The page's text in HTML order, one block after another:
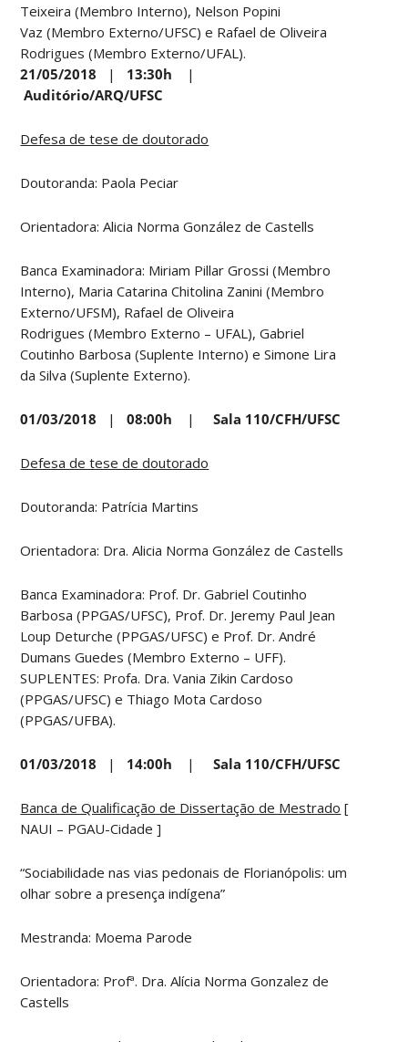
Teixeira (Membro Interno), Nelson Popini
Vaz (Membro Externo/UFSC) e Rafael de Oliveira
Rodrigues (Membro Externo/UFAL).
21/05/2018 | 13:30h |
Auditório/ARQ/UFSC
Defesa de tese de doutorado
Doutoranda: Paola Peciar
Orientadora: Alicia Norma González de Castells
Banca Examinadora: Miriam Pillar Grossi (Membro
Interno), Maria Catarina Chitolina Zanini (Membro
Externo/UFSM), Rafael de Oliveira
Rodrigues (Membro Externo – UFAL), Gabriel
Coutinho Barbosa (Suplente Interno) e Simone Lira
da Silva (Suplente Externo).
01/03/2018 | 08:00h |Sala 110/CFH/UFSC
Defesa de tese de doutorado
Doutoranda: Patrícia Martins
Orientadora: Dra. Alicia Norma González de Castells
Banca Examinadora: Prof. Dr. Gabriel Coutinho
Barbosa (PPGAS/UFSC), Prof. Dr. Jeremy Paul Jean
Loup Deturche (PPGAS/UFSC) e Prof. Dr. André
Dumans Guedes (Membro Externo – UFF).
SUPLENTES: Profa. Dra. Vania Zikin Cardoso
(PPGAS/UFSC) e Thiago Mota Cardoso
(PPGAS/UFBA).
01/03/2018 | 14:00h |Sala 110/CFH/UFSC
Banca de Qualificação de Dissertação de Mestrado [
NAUI – PGAU-Cidade ]
“Sociabilidade nas vias pedonais de Florianópolis: um
olhar sobre a presença indígena”
Mestranda: Moema Parode
Orientadora: Profª. Dra. Alícia Norma Gonzalez de
Castells